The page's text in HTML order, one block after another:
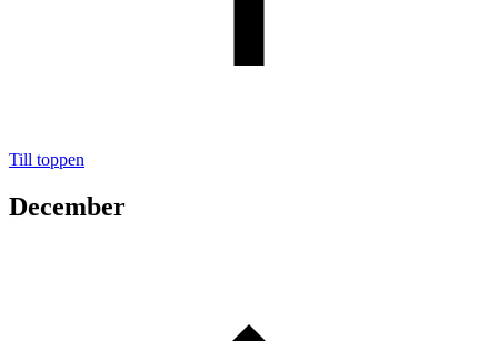
Till toppen
December